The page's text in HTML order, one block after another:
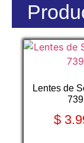
Lentes de
739
$